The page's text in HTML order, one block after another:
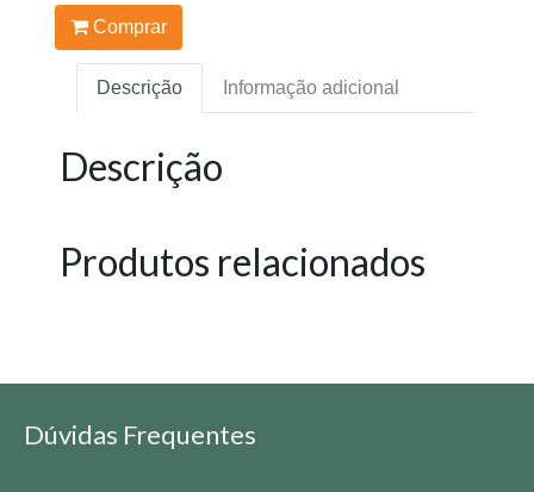
Comprar
Descrição Informação adicional
Descrição
Produtos relacionados
Dúvidas Frequentes